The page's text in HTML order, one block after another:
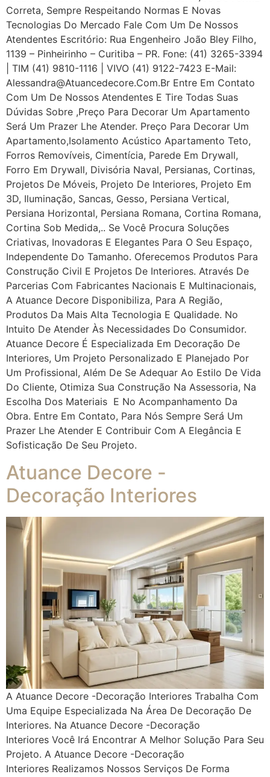
Correta, Sempre Respeitando Normas E Novas
Tecnologias Do Mercado Fale Com Um De Nossos
Atendentes Escritório: Rua Engenheiro João Bley Filho,
1139 – Pinheirinho – Curitiba – PR. Fone: (41) 3265-3394
| TIM (41) 9810-1116 | VIVO (41) 9122-7423 E-Mail:
Alessandra@atuancedecore.com.br Entre Em Contato
Com Um De Nossos Atendentes E Tire Todas Suas
Dúvidas Sobre ,Preço Para Decorar Um Apartamento
Será Um Prazer Lhe Atender. Preço Para Decorar Um
Apartamento,Isolamento Acústico Apartamento Teto,
Forros Removíveis, Cimentícia, Parede Em Drywall,
Forro Em Drywall, Divisória Naval, Persianas, Cortinas,
Projetos De Móveis, Projeto De Interiores, Projeto Em
3D, Iluminação, Sancas, Gesso, Persiana Vertical,
Persiana Horizontal, Persiana Romana, Cortina Romana,
Cortina Sob Medida,.. Se Você Procura Soluções
Criativas, Inovadoras E Elegantes Para O Seu Espaço,
Independente Do Tamanho. Oferecemos Produtos Para
Construção Civil E Projetos De Interiores. Através De
Parcerias Com Fabricantes Nacionais E Multinacionais,
A Atuance Decore Disponibiliza, Para A Região,
Produtos Da Mais Alta Tecnologia E Qualidade. No
Intuito De Atender Às Necessidades Do Consumidor.
Atuance Decore É Especializada Em Decoração De
Interiores, Um Projeto Personalizado E Planejado Por
Um Profissional, Além De Se Adequar Ao Estilo De Vida
Do Cliente, Otimiza Sua Construção Na Assessoria, Na
Escolha Dos Materiais E No Acompanhamento Da
Obra. Entre Em Contato, Para Nós Sempre Será Um
Prazer Lhe Atender E Contribuir Com A Elegância E
Sofisticação De Seu Projeto.
Atuance Decore -
Decoração Interiores
A Atuance Decore -Decoração Interiores Trabalha Com
Uma Equipe Especializada Na Área De Decoração De
Interiores. Na Atuance Decore -Decoração
Interiores Você Irá Encontrar A Melhor Solução Para Seu
Projeto. A Atuance Decore -Decoração
Interiores Realizamos Nossos Serviços De Forma